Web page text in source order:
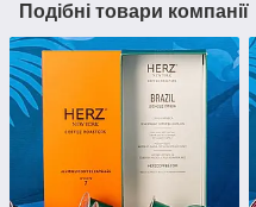
Подібні товари компанії